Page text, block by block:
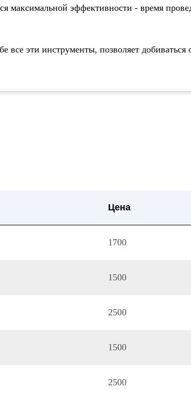
максимальной эффективности - время
эти инструменты, позволяет добиваться
Цена
1700
1500
2500
1500
2500